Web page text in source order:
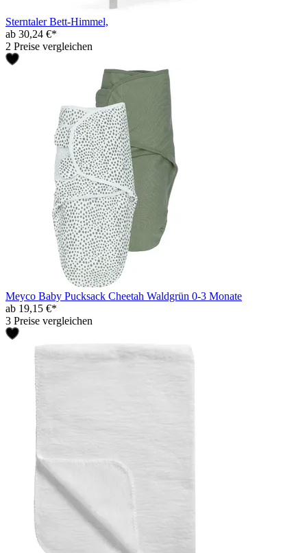
Sterntaler Bett-Himmel,
ab 30,24 €*
2 Preise vergleichen
Meyco Baby Pucksack Cheetah Waldgrün 0-3 Monate
ab 19,15 €*
3 Preise vergleichen